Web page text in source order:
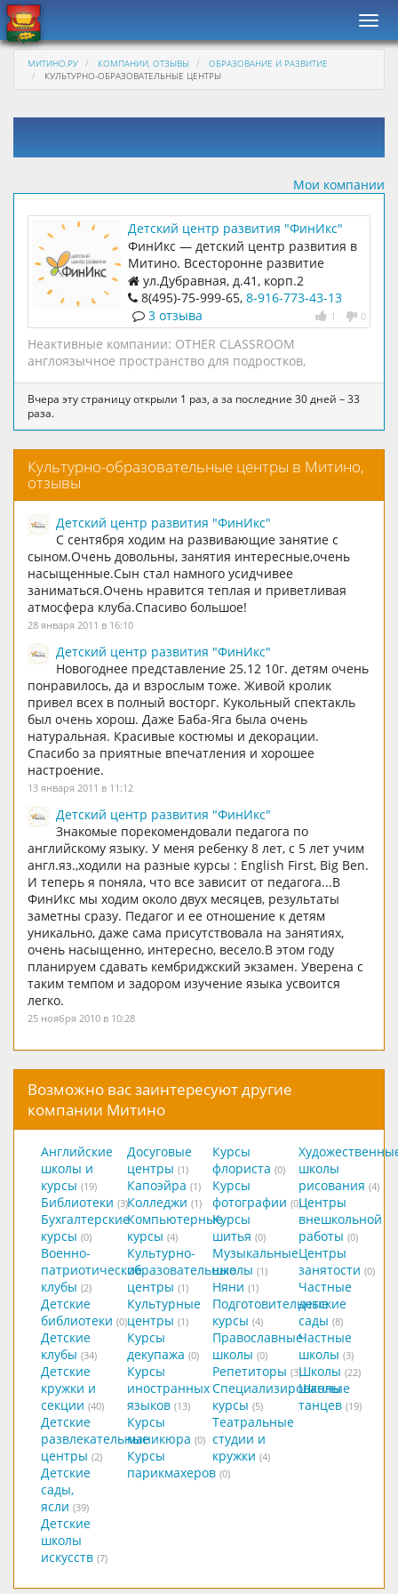
МИТИНО.РУ КОМПАНИИ, ОТЗЫВЫ
ОБРАЗОВАНИЕ И РАЗВИТИЕ
КУЛЬТУРНО-ОБРАЗОВАТЕЛЬНЫЕ ЦЕНТРЫ
Мои компании
Детский центр развития "ФинИкс"
ФинИкс — детский центр развития в
Митино. Всесторонне развитие
творческих, индивидуальных и
интеллектуальных способностей
детей
ул.Дубравная, д.41, корп.2
8(495)-75-999-65, 8-916-773-43-13
1 0
3 отзыва
Неактивные компании: OTHER CLASSROOM
англоязычное пространство для подростков,
Вчера эту страницу открыли 1 раз, а за последние 30 дней – 33
раза.
Культурно-образовательные центры в Митино,
отзывы
Детский центр развития "ФинИкс"
С сентября ходим на развивающие занятие с
сыном.Очень довольны, занятия интересные,очень
насыщенные.Сын стал намного усидчивее
заниматься.Очень нравится теплая и приветливая
атмосфера клуба.Спасиво большое!
28 января 2011 в 16:10
Детский центр развития "ФинИкс"
Новогоднее представление 25.12 10г. детям очень
понравилось, да и взрослым тоже. Живой кролик
привел всех в полный восторг. Кукольный спектакль
был очень хорош. Даже Баба-Яга была очень
натуральная. Красивые костюмы и декорации.
Спасибо за приятные впечатления и хорошее
настроение.
13 января 2011 в 11:12
Детский центр развития "ФинИкс"
Знакомые порекомендовали педагога по
английскому языку. У меня ребенку 8 лет, с 5 лет учим
англ.яз.,ходили на разные курсы : English First, Big Ben.
И теперь я поняла, что все зависит от педагога...В
ФинИкс мы ходим около двух месяцев, результаты
заметны сразу. Педагог и ее отношение к детям
уникально, даже сама присутствовала на занятиях,
очень насыщенно, интересно, весело.В этом году
планируем сдавать кембриджский экзамен. Уверена с
таким темпом и задором изучение языка усвоится
легко.
25 ноября 2010 в 10:28
Возможно вас заинтересуют другие
компании Митино
Английские
школы и
курсы (19)
Библиотеки (3)
Бухгалтерские
курсы (0)
Военно-
патриотические
клубы (2)
Детские
библиотеки (0)
Детские
клубы (34)
Детские
кружки и
секции (40)
Детские
развлекательные
центры (2)
Детские
сады,
ясли (39)
Детские
школы
искусств (7)
Досуговые
центры (1)
Капоэйра (1)
Колледжи (1)
Компьютерные
курсы (4)
Культурно-
образовательные
центры (1)
Культурные
центры (1)
Курсы
декупажа (0)
Курсы
иностранных
языков (13)
Курсы
маникюра (0)
Курсы
парикмахеров (0)
Курсы
флориста (0)
Курсы
фотографии (0)
Курсы
шитья (0)
Музыкальные
школы (1)
Няни (1)
Подготовительные
курсы (4)
Православные
школы (0)
Репетиторы (3)
Специализированные
курсы (5)
Театральные
студии и
кружки (4)
школы
рисования (4)
Центры
внешкольной
работы (0)
Центры
занятости (0)
Частные
детские
сады (8)
Частные
школы (3)
Школы (22)
Школы
танцев (19)